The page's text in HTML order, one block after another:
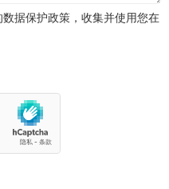
据保护政策，收集并使用您在